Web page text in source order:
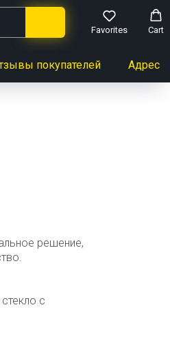
Favorites Cart
покупателей Адреса
решение,
с